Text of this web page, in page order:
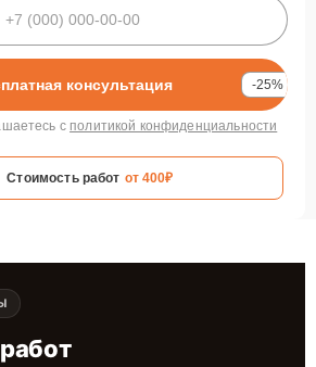
консультация -25%
с политикой конфиденциальности
Стоимость работ от 400₽